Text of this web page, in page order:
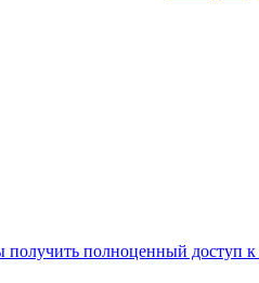
получить полноценный доступ